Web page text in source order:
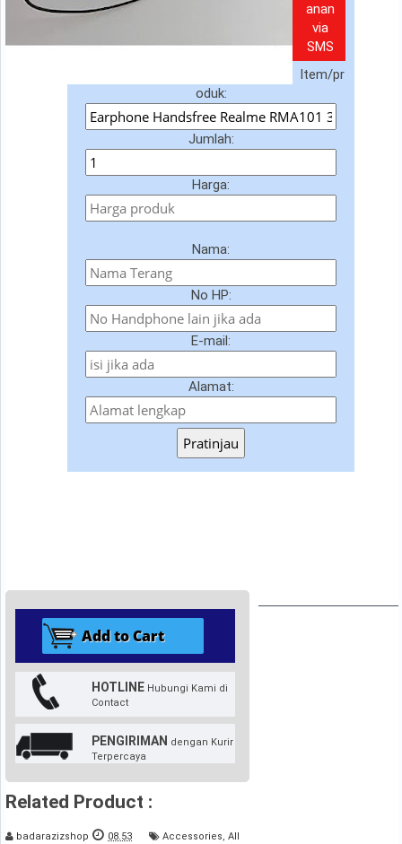
anan
via
SMS
Item/pr
oduk:
Jumlah:
Harga:
Nama:
No HP:
E-mail:
Alamat:
Pratinjau
HOTLINE Hubungi Kami di
Contact
PENGIRIMAN dengan Kurir
Terpercaya
Related Product :
badarazizshop 08.53 Accessories All